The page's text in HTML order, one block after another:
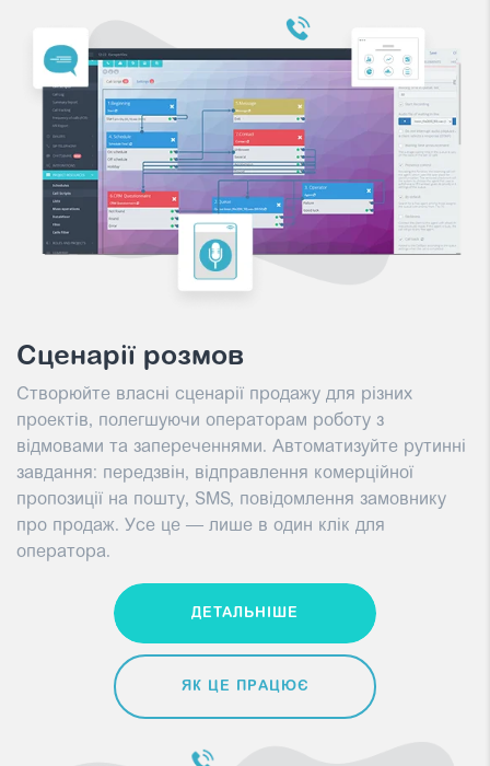
Сценарії розмов
Створюйте власні сценарії продажу для різних
проектів, полегшуючи операторам роботу з
відмовами та запереченнями. Автоматизуйте рутинні
завдання: передзвін, відправлення комерційної
пропозиції на пошту, SMS, повідомлення замовнику
про продаж. Усе це — лише в один клік для
оператора.
ДЕТАЛЬНІШЕ
ЯК ЦЕ ПРАЦЮЄ